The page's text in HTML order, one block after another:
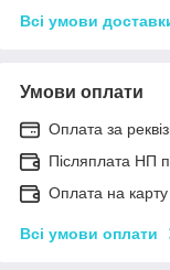
Всі умови
Умови оплати
Оплата за
Післяплата НП
Оплата на
Всі умови оплати